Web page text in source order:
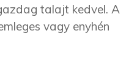
talajt kedvel. A
vagy enyhén